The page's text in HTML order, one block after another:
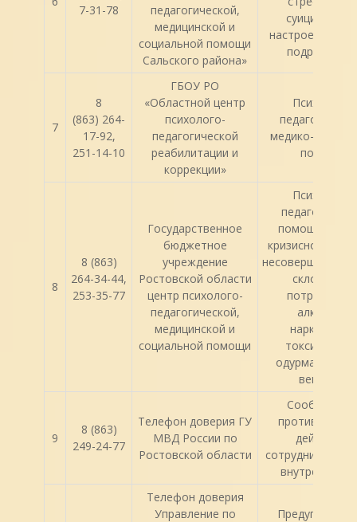
7-31-78
педагогической,
медицинской и
социальной помощи
Сальского района»
настроений
7
8
(863) 264-
17-92,
251-14-10
ГБОУ РО
«Областной центр
психолого-
педагогической
реабилитации и
коррекции»
Психолого-
медико-
помощь.
8
8 (863)
264-34-44,
253-35-77
Государственное
бюджетное
учреждение
Ростовской области
центр психолого-
педагогической,
медицинской и
социальной помощи
Психолого-
помощь
кризисной
склонным к
алкоголя,
наркотиков,
токсических
веществ.
9
8 (863)
249-24-77
Телефон доверия ГУ
МВД России по
Ростовской области
Сообщение
действиях
сотрудников
внутренних
Телефон доверия
Управление по